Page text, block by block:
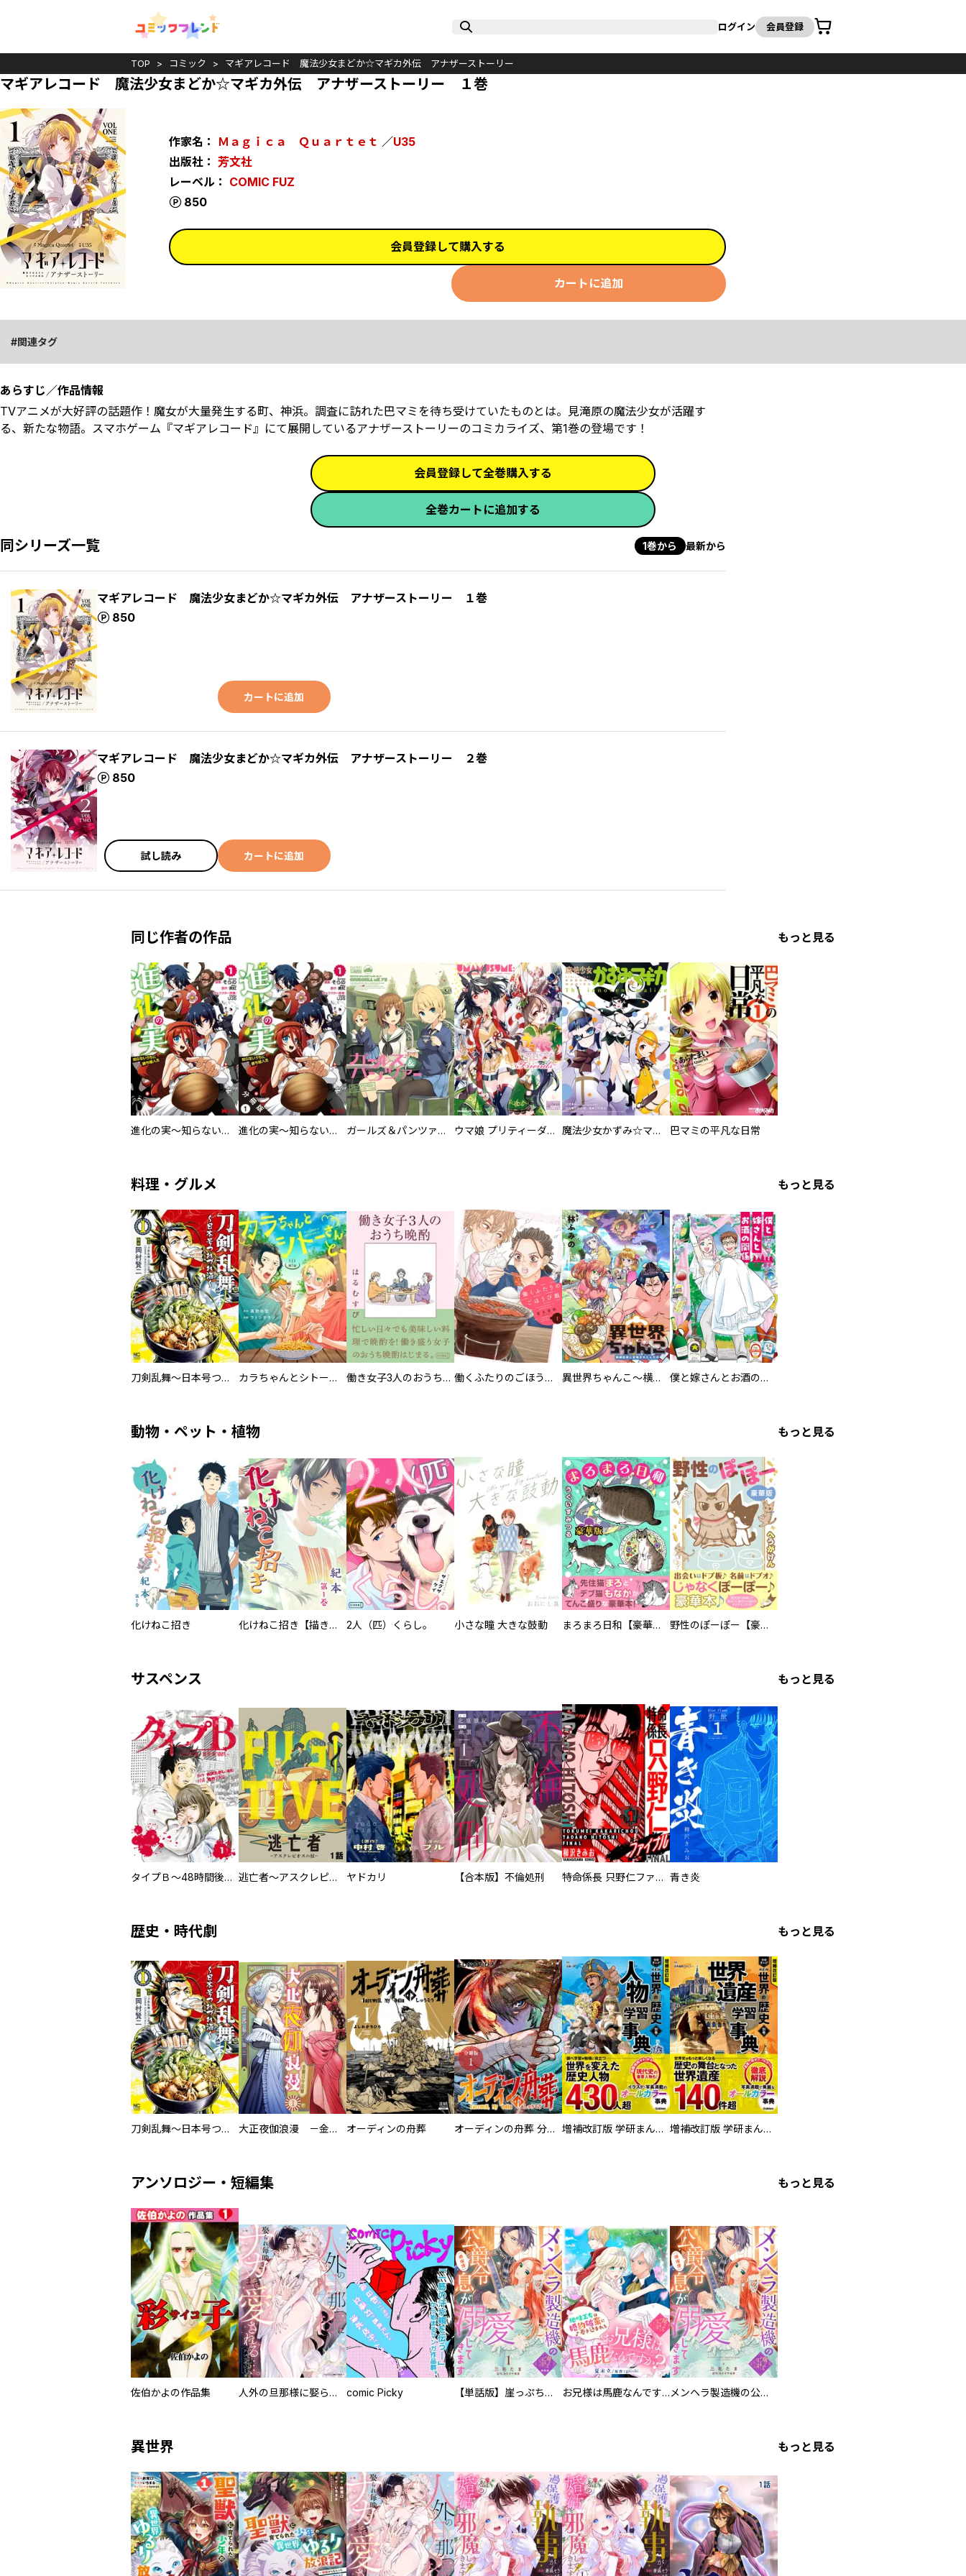
ログイン 会員登録
カート
TOP コミック マギアレコード 魔法少女まどか☆マギカ外伝 アナザーストーリー
マギアレコード 魔法少女まどか☆マギカ外伝 アナザーストーリー １巻
作家名： Ｍａｇｉｃａ Ｑｕａｒｔｅｔ ／U35
出版社： 芳文社
レーベル： COMIC FUZ
850
会員登録して購入する
カートに追加
関連タグ
あらすじ／作品情報
TVアニメが大好評の話題作！魔女が大量発生する町、神浜。調査に訪れた巴マミを待ち受けていたものとは――。見滝原の魔法少女が活躍す
る、新たな物語。スマホゲーム『マギアレコード』にて展開しているアナザーストーリーのコミカライズ、第1巻の登場です！
会員登録して全巻購入する
全巻カートに追加する
同シリーズ一覧 1巻から 最新から
マギアレコード 魔法少女まどか☆マギカ外伝 アナザーストーリー １巻
850
ポイント
カートに追加
マギアレコード 魔法少女まどか☆マギカ外伝 アナザーストーリー ２巻
850
ポイント
試し読み カートに追加
同じ作者の作品 もっと見る
進化の実～知らないうちに勝ち組人生～（コミック） 進化の実～知らないうちに勝ち組人生～ （コミック）分冊版 ガールズ＆パンツァー コミックアンソロジー ウマ娘 プリティーダービー コミックアンソロジー 魔法少女かずみ☆マギカ ～The innocent malice～ 巴マミの平凡な日常
料理・グルメ もっと見る
刀剣乱舞～日本号つれづれ酒～ カラちゃんとシトーさんと、 【分冊版】 働き女子3人のおうち晩酌 働くふたりのごほうび飯 異世界ちゃんこ～横綱目前に召喚されたんだが～ 【連載版】 僕と嫁さんとお酒の関係
動物・ペット・植物 もっと見る
化けねこ招き 化けねこ招き【描きおろし付合冊版】 2人（匹）くらし。 小さな瞳 大きな鼓動 まろまろ日和【豪華版】 野性のぽーぽー【豪華版】
サスペンス もっと見る
タイプＢ～48時間後、致死率100％～【単話】 逃亡者～アスクレピオスの杖～ ヤドカリ 【合本版】不倫処刑 特命係長 只野仁ファイナル 愛蔵版 青き炎
歴史・時代劇 もっと見る
刀剣乱舞～日本号つれづれ酒～ 大正夜伽浪漫 －金曜日の花嫁— オーディンの舟葬 オーディンの舟葬 分冊版 増補改訂版 学研まんが NEW世界の歴史 別巻 人物学習事典 増補改訂版 学研まんが NEW世界の歴史 別巻 世界遺産学習事典
アンソロジー・短編集 もっと見る
佐伯かよの作品集 人外の旦那様に娶られ毎晩ナカまで愛される…。アンソロジー comic Picky 【単話版】崖っぷち令嬢ですが、意地と策略で幸せになります！シリーズ お兄様は馬鹿なんですか？～地味王女は婚約破棄に巻き込まれる～ メンヘラ製造機の公爵令息（過保護）が溺愛してきます
異世界 もっと見る